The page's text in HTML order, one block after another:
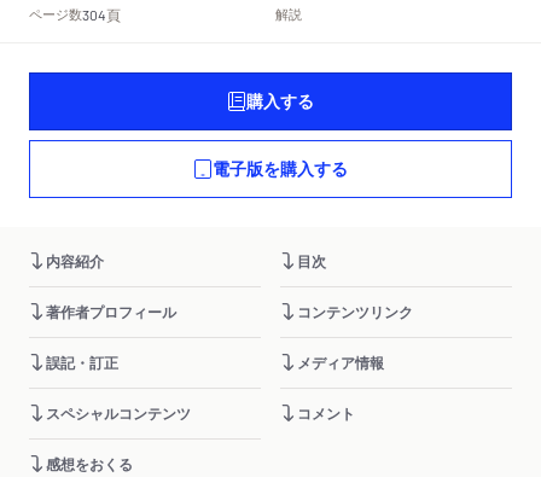
ページ数304頁 解説
購入する
電子版を購入する
内容紹介 目次
著作者プロフィール コンテンツリンク
誤記・訂正 メディア情報
スペシャルコンテンツ コメント
感想をおくる